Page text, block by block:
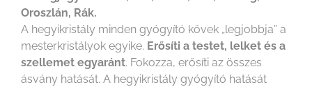
Oroszlán, Rák.
A hegyikristály minden gyógyító kövek „legjobbja” a
mesterkristályok egyike. Erősíti a testet, lelket és a
szellemet egyaránt. Fokozza, erősíti az összes
ásvány hatását. A hegyikristály gyógyító hatását